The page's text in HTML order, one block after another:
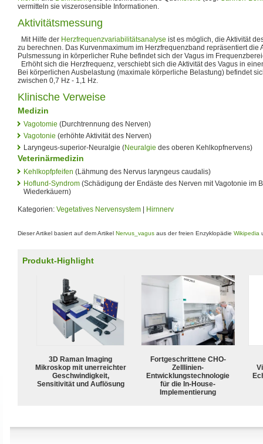
vermitteln sie viszerosensible Informationen.
Aktivitätsmessung
Mit Hilfe der Herzfrequenzvariabilitätsanalyse ist es möglich, die Aktivität
zu berechnen. Das Kurvenmaximum im Herzfrequenzband repräsentiert die
Pulsmessung in körperlicher Ruhe befindet sich der Vagus im
Erhöht sich die Herzfrequenz, verschiebt sich die Aktivität des Vagus in
Bei körperlichen Ausbelastung (maximale körperliche Belastung) befindet
zwischen 0,7 Hz - 1,1 Hz.
Klinische Verweise
Medizin
Vagotomie (Durchtrennung des Nerven)
Vagotonie (erhöhte Aktivität des Nerven)
Laryngeus-superior-Neuralgie (Neuralgie des oberen Kehlkopfnervens)
Veterinärmedizin
Kehlkopfpfeifen (Lähmung des Nervus laryngeus caudalis)
Hoflund-Syndrom (Schädigung der Endäste des Nerven mit Vagotonie im
Wiederkäuern)
Kategorien: Vegetatives Nervensystem Hirnnerv
Dieser Artikel basiert auf dem Artikel Nervus_vagus aus der freien Enzyklopädie Wikipedia
Produkt-Highlight
3D Raman Imaging
Mikroskop mit unerreichter
Geschwindigkeit,
Sensitivität und Auflösung
Fortgeschrittene CHO-
Zelllinien-
Entwicklungstechnologie
für die In-House-
Implementierung